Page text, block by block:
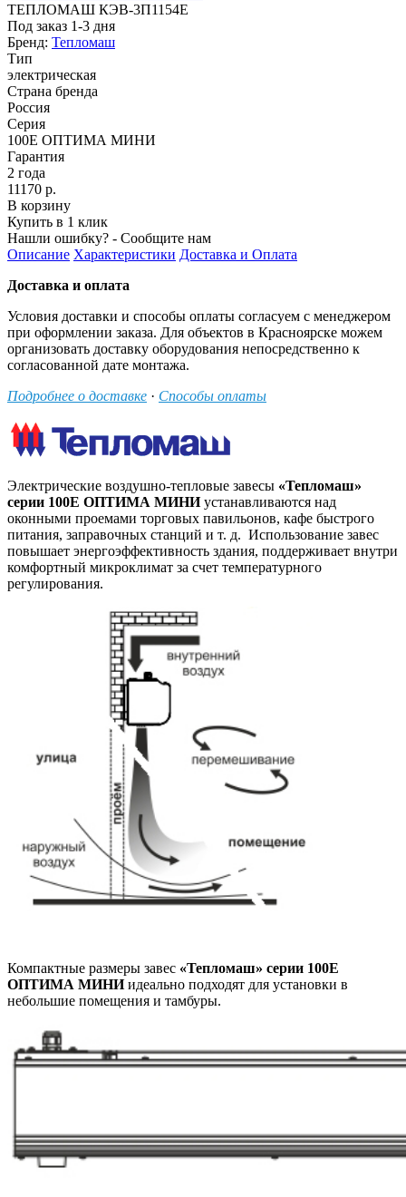
ТЕПЛОМАШ КЭВ-3П1154Е
Под заказ 1-3 дня
Бренд: Тепломаш
Тип
электрическая
Страна бренда
Россия
Серия
100Е ОПТИМА МИНИ
Гарантия
2 года
11170 р.
В корзину
Купить в 1 клик
Нашли ошибку? - Сообщите нам
Описание Характеристики Доставка и Оплата
Доставка и оплата
Условия доставки и способы оплаты согласуем с менеджером
при оформлении заказа. Для объектов в Красноярске можем
организовать доставку оборудования непосредственно к
согласованной дате монтажа.
Подробнее о доставке · Способы оплаты
Электрические воздушно-тепловые завесы «Тепломаш»
серии 100Е ОПТИМА МИНИустанавливаются над
оконными проемами торговых павильонов, кафе быстрого
питания, заправочных станций и т. д. Использование завес
повышает энергоэффективность здания, поддерживает внутри
комфортный микроклимат за счет температурного
регулирования.
Компактные размеры завес «Тепломаш» серии 100Е
ОПТИМА МИНИидеально подходят для установки в
небольшие помещения и тамбуры.